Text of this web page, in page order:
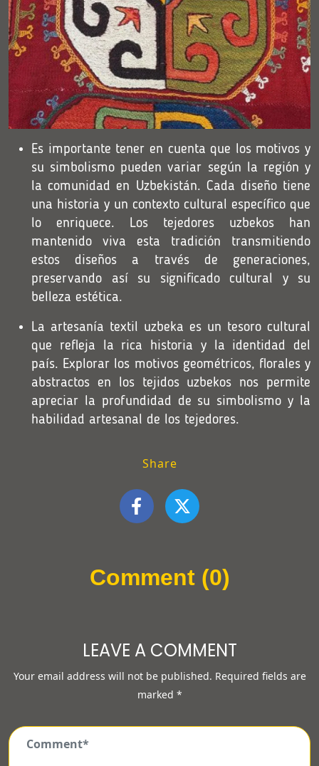
Es importante tener en cuenta que los motivos y
su simbolismo pueden variar según la región y
la comunidad en Uzbekistán. Cada diseño tiene
una historia y un contexto cultural específico que
lo enriquece. Los tejedores uzbekos han
mantenido viva esta tradición transmitiendo
estos diseños a través de generaciones,
preservando así su significado cultural y su
belleza estética.
La artesanía textil uzbeka es un tesoro cultural
que refleja la rica historia y la identidad del
país. Explorar los motivos geométricos, florales y
abstractos en los tejidos uzbekos nos permite
apreciar la profundidad de su simbolismo y la
habilidad artesanal de los tejedores.
Share
Comment (0)
LEAVE A COMMENT
Your email address will not be published. Required fields are
marked *